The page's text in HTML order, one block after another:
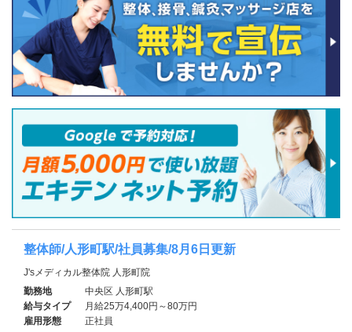
整体師/人形町駅/社員募集/8月6日更新
J'sメディカル整体院 人形町院
勤務地
中央区 人形町駅
給与タイプ
月給25万4,400円～80万円
雇用形態
正社員